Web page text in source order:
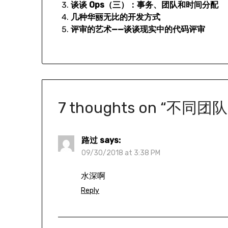
谈谈 Ops（三）：事务、团队和时间分配
几种华丽无比的开发方式
评审的艺术——谈谈现实中的代码评审
7 thoughts on “不同团
路过 says:
09/30/2018 at 3:38 PM
水深啊
Reply